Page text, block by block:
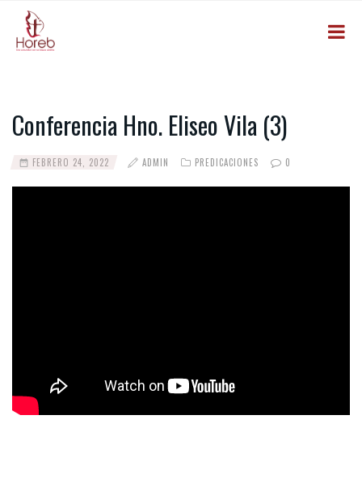
Conferencia Hno. Eliseo Vila (3)
FEBRERO 24, 2022 ADMIN PREDICACIONES 0